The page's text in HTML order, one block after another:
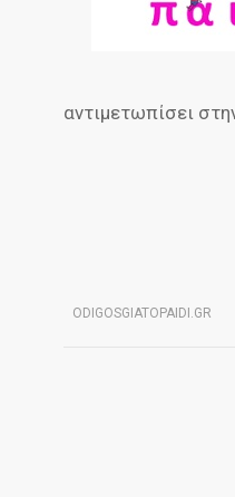
αντιμετωπίσει
ODIGOSGIATOPAIDI.GR